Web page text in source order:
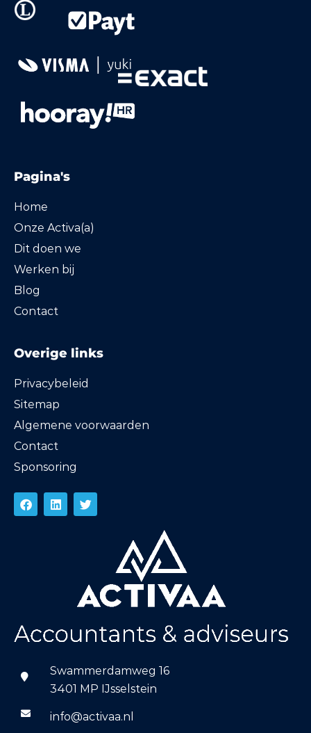
Pagina's
Home
Onze Activa(a)
Dit doen we
Werken bij
Blog
Contact
Overige links
Privacybeleid
Sitemap
Algemene voorwaarden
Contact
Sponsoring
Swammerdamweg 16
3401 MP IJsselstein
info@activaa.nl